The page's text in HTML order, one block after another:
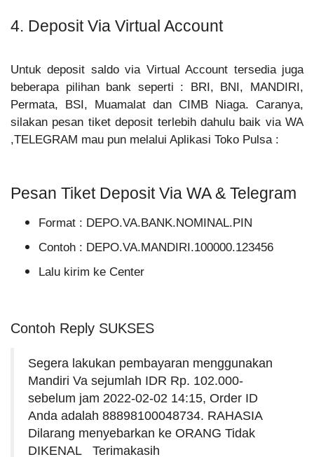
4. Deposit Via Virtual Account
Untuk deposit saldo via Virtual Account tersedia juga
beberapa pilihan bank seperti : BRI, BNI, MANDIRI,
Permata, BSI, Muamalat dan CIMB Niaga. Caranya,
silakan pesan tiket deposit terlebih dahulu baik via WA
,TELEGRAM mau pun melalui Aplikasi Toko Pulsa :
Pesan Tiket Deposit Via WA & Telegram
Format : DEPO.VA.BANK.NOMINAL.PIN
Contoh : DEPO.VA.MANDIRI.100000.123456
Lalu kirim ke Center
Contoh Reply SUKSES
Segera lakukan pembayaran menggunakan
Mandiri Va sejumlah IDR Rp. 102.000-
sebelum jam 2022-02-02 14:15, Order ID
Anda adalah 88898100048734. RAHASIA
Dilarang menyebarkan ke ORANG Tidak
DIKENAL Terimakasih